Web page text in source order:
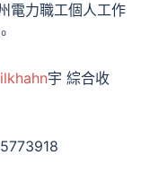
電力職工個人工作
宇 綜合收